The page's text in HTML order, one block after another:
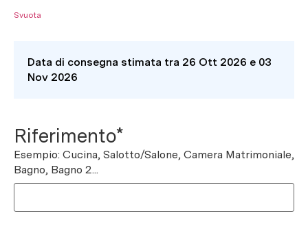
Svuota
Data di consegna stimata tra 26 Ott 2026 e 03
Nov 2026
Riferimento*
Esempio: Cucina, Salotto/Salone, Camera Matrimoniale,
Bagno, Bagno 2...